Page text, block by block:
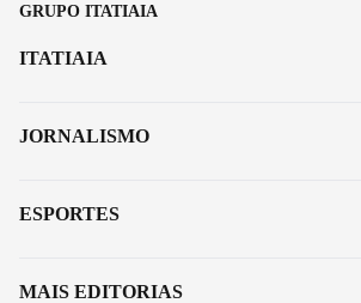
GRUPO ITATIAIA
ITATIAIA
JORNALISMO
ESPORTES
MAIS EDITORIAS